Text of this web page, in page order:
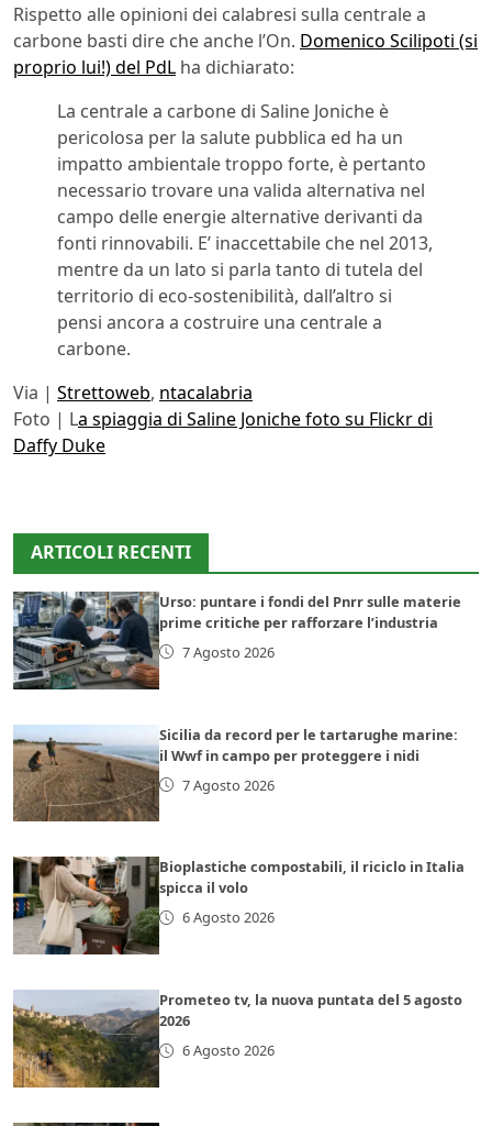
Rispetto alle opinioni dei calabresi sulla centrale a
carbone basti dire che anche l’On. Domenico Scilipoti (si
proprio lui!) del PdL ha dichiarato:
La centrale a carbone di Saline Joniche è
pericolosa per la salute pubblica ed ha un
impatto ambientale troppo forte, è pertanto
necessario trovare una valida alternativa nel
campo delle energie alternative derivanti da
fonti rinnovabili. E’ inaccettabile che nel 2013,
mentre da un lato si parla tanto di tutela del
territorio di eco-sostenibilità, dall’altro si
pensi ancora a costruire una centrale a
carbone.
Via | Strettoweb, ntacalabria
Foto | La spiaggia di Saline Joniche foto su Flickr di
Daffy Duke
ARTICOLI RECENTI
Urso: puntare i fondi del Pnrr sulle materie
prime critiche per rafforzare l’industria
7 Agosto 2026
Sicilia da record per le tartarughe marine:
il Wwf in campo per proteggere i nidi
7 Agosto 2026
Bioplastiche compostabili, il riciclo in Italia
spicca il volo
6 Agosto 2026
Prometeo tv, la nuova puntata del 5 agosto
2026
6 Agosto 2026